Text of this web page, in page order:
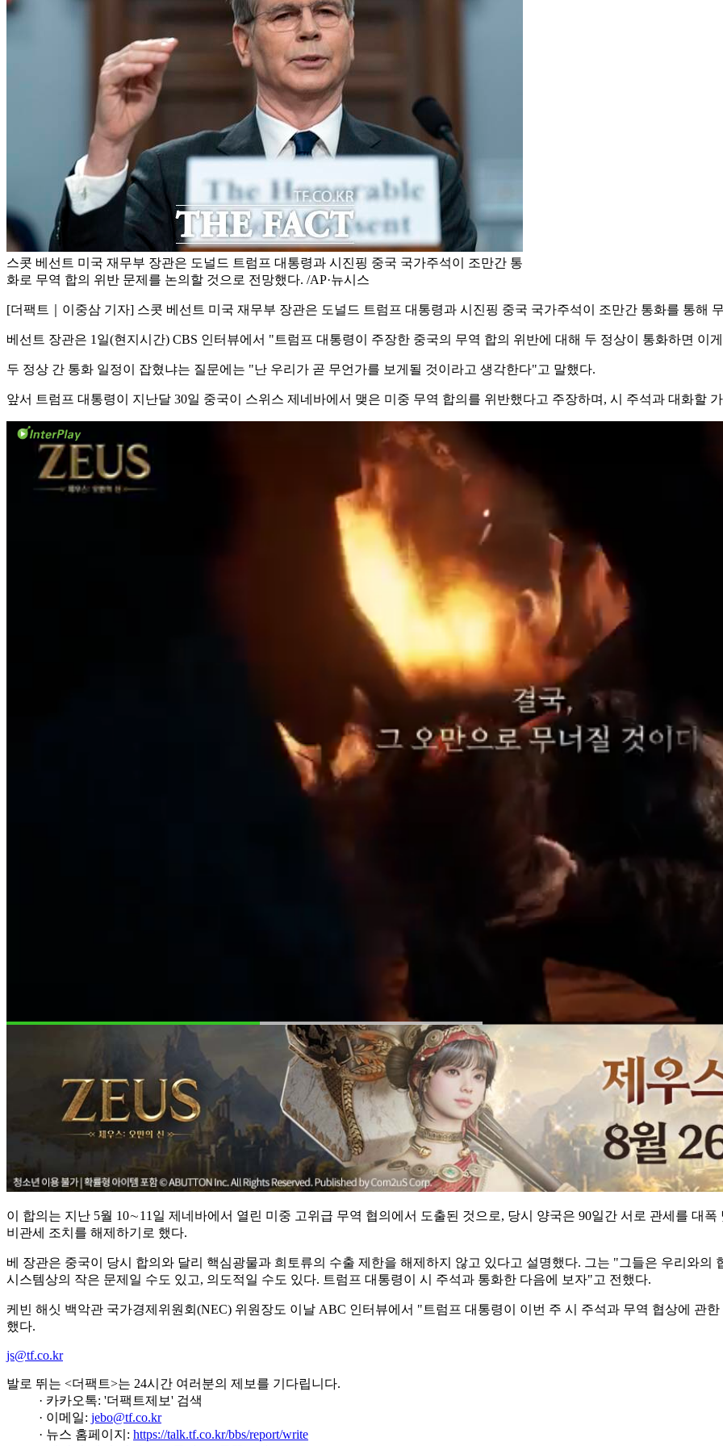
스콧 베선트 미국 재무부 장관은 도널드 트럼프 대통령과 시진핑 중국 국가주석이 조만간 통
화로 무역 합의 위반 문제를 논의할 것으로 전망했다. /AP·뉴시스
[더팩트｜이중삼 기자] 스콧 베선트 미국 재무부 장관은 도널드 트럼프 대통령과 시진핑 중국 국가주석이 조만간 통화를 통해
베선트 장관은 1일(현지시간) CBS 인터뷰에서 "트럼프 대통령이 주장한 중국의 무역 합의 위반에 대해 두 정상이 통화하면 이
두 정상 간 통화 일정이 잡혔냐는 질문에는 "난 우리가 곧 무언가를 보게될 것이라고 생각한다"고 말했다.
앞서 트럼프 대통령이 지난달 30일 중국이 스위스 제네바에서 맺은 미중 무역 합의를 위반했다고 주장하며, 시 주석과 대화할
이 합의는 지난 5월 10∼11일 제네바에서 열린 미중 고위급 무역 협의에서 도출된 것으로, 당시 양국은 90일간 서로 관세를 대
비관세 조치를 해제하기로 했다.
베 장관은 중국이 당시 합의와 달리 핵심광물과 희토류의 수출 제한을 해제하지 않고 있다고 설명했다. 그는 "그들은 우리와
시스템상의 작은 문제일 수도 있고, 의도적일 수도 있다. 트럼프 대통령이 시 주석과 통화한 다음에 보자"고 전했다.
케빈 해싯 백악관 국가경제위원회(NEC) 위원장도 이날 ABC 인터뷰에서 "트럼프 대통령이 이번 주 시 주석과 무역 협상에 관
했다.
js@tf.co.kr
발로 뛰는 <더팩트>는 24시간 여러분의 제보를 기다립니다.
· 카카오톡: '더팩트제보' 검색
· 이메일: jebo@tf.co.kr
· 뉴스 홈페이지: https://talk.tf.co.kr/bbs/report/write